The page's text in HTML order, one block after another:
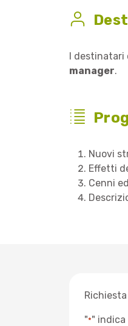
I destinatari
manager.
Nuovi
Effetti
Cenni
"*" indica